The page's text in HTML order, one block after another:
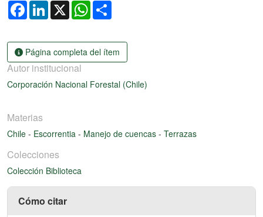
FacebookLinkedIn
X WhatsApp
Página completa del ítem
Autor institucional
Corporación Nacional Forestal (Chile)
Materias
Chile - Escorrentia - Manejo de cuencas - Terrazas
Colecciones
Colección Biblioteca
Cómo citar